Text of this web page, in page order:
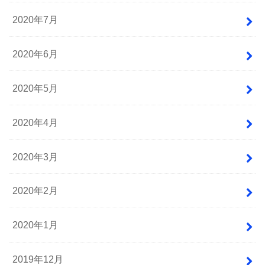
2020年7月
2020年6月
2020年5月
2020年4月
2020年3月
2020年2月
2020年1月
2019年12月